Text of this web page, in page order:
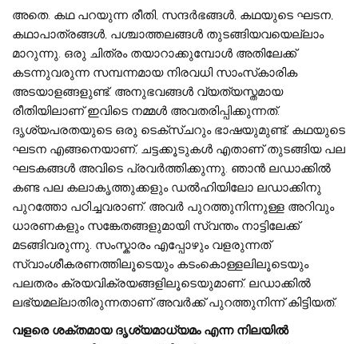
അതെ. കഥ പറയുന്ന രീതി, സന്ദർഭങ്ങൾ, കഥയുടെ ഘടന,
കഥാപാത്രങ്ങൾ, പശ്ചാത്തലങ്ങൾ തുടങ്ങിയവയെല്ലാം
മാറുന്നു. ഒരു ചിത്രം തയാറാക്കുമ്പോൾ അതിലേക്ക്
കടന്നുവരുന്ന സമ്പന്നമായ നിരവധി സാംസ്‌കാരിക
അടയാളങ്ങളുണ്ട്. അനുഭവങ്ങൾ വ്യത്യസ്തമായ
രീതിയിലാണ് ഇവിടെ നമ്മൾ അവതരിപ്പിക്കുന്നത്.
ദൃശ്യപരതയുടെ ഒരു ടെക്​സ്​ചറും ഭാഷയുമുണ്ട്. കഥയുടെ
ഘടന എങ്ങനെയാണ്, ചട്ടക്കൂടുകൾ എതാണ് തുടങ്ങിയ പല
ഘടകങ്ങൾ അവിടെ പ്രവർത്തിക്കുന്നു. ഞാൻ ലഡാക്കിൽ
കണ്ട പല കലാകൃത്തുക്കളും ഡൽഹിയിലോ ലഡാക്കിനു
പുറത്തോ പഠിച്ചവരാണ്. അവർ പുറത്തുനിന്നുള്ള അറിവും
ധാരണകളും സങ്കേതങ്ങളുമായി സ്വന്തം നാട്ടിലേക്ക്
മടങ്ങിവരുന്നു. സംസ്കാരം എപ്പോഴും വളരുന്നത്
സ്വാംശീകരണത്തിലൂടെയും കടംകൊള്ളലിലൂടെയും
പലതരം ക്രയവിക്രയങ്ങളിലൂടെയുമാണ്. ലഡാക്കിൽ
ലഭ്യമല്ലാതിരുന്നതാണ് അവർക്ക് പുറത്തുനിന്ന് കിട്ടിയത്.
വളരെ ശക്തമായ ദൃശ്യമാധ്യമം എന്ന നിലയിൽ